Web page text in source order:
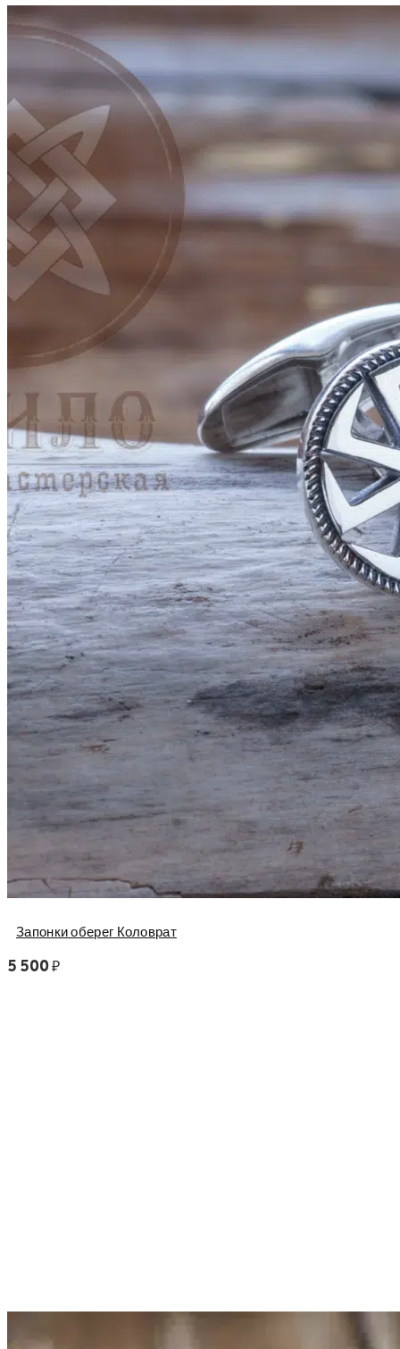
Запонки оберег Коловрат
5 500₽